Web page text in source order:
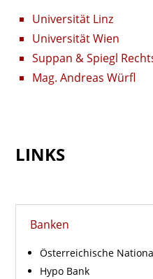
Universität Linz
Universität Wien
Suppan & Spiegl
Mag. Andreas Würfl
LINKS
Banken
Österreichische
Hypo Bank